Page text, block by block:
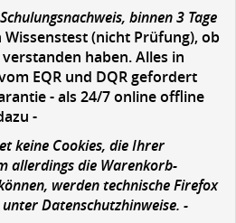
binnen 3 Tage
(nicht Prüfung), ob
haben. Alles in
EQR und DQR gefordert
- als 24/7 online offline
-
keine Cookies, die Ihrer
allerdings die Warenkorb-
werden technische Firefox
Datenschutzhinweise. -